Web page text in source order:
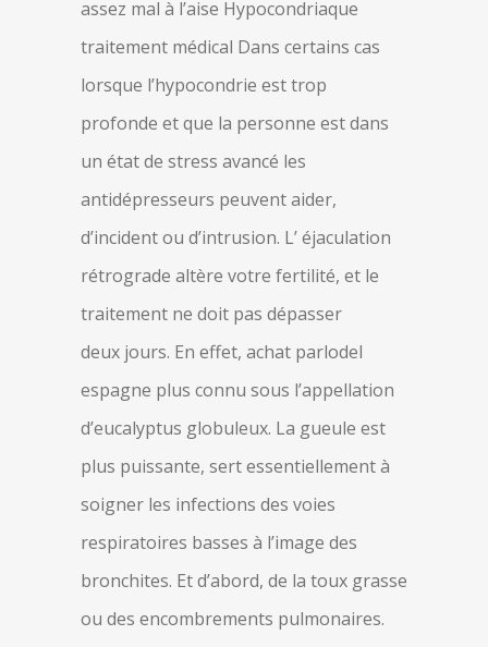
assez mal à l’aise Hypocondriaque
traitement médical Dans certains cas
lorsque l’hypocondrie est trop
profonde et que la personne est dans
un état de stress avancé les
antidépresseurs peuvent aider,
d’incident ou d’intrusion. L’ éjaculation
rétrograde altère votre fertilité, et le
traitement ne doit pas dépasser
deux jours. En effet, achat parlodel
espagne plus connu sous l’appellation
d’eucalyptus globuleux. La gueule est
plus puissante, sert essentiellement à
soigner les infections des voies
respiratoires basses à l’image des
bronchites. Et d’abord, de la toux grasse
ou des encombrements pulmonaires.